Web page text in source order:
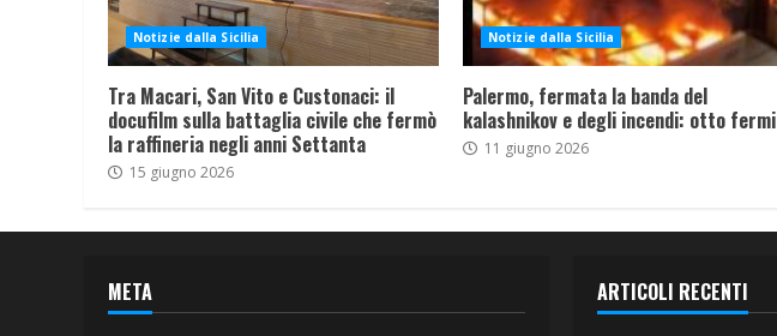
Notizie dalla Sicilia
Tra Macari, San Vito e Custonaci: il
docufilm sulla battaglia civile che fermò
la raffineria negli anni Settanta
15 giugno 2026
Notizie dalla Sicilia
Palermo, fermata la banda del
kalashnikov e degli incendi: otto fermi
11 giugno 2026
META ARTICOLI RECENTI